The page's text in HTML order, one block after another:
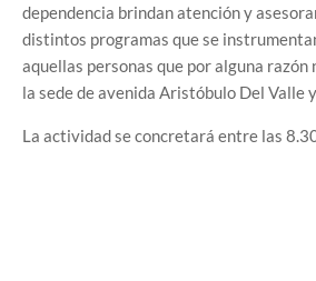
dependencia brindan atención y
distintos programas que se
aquellas personas que por alguna razón
la sede de avenida Aristóbulo Del Valle
La actividad se concretará entre las